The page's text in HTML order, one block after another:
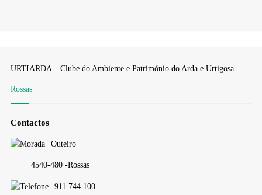
URTIARDA – Clube do Ambiente e Património do Arda e Urtigosa
Rossas
Contactos
Outeiro
4540-480 -Rossas
911 744 100